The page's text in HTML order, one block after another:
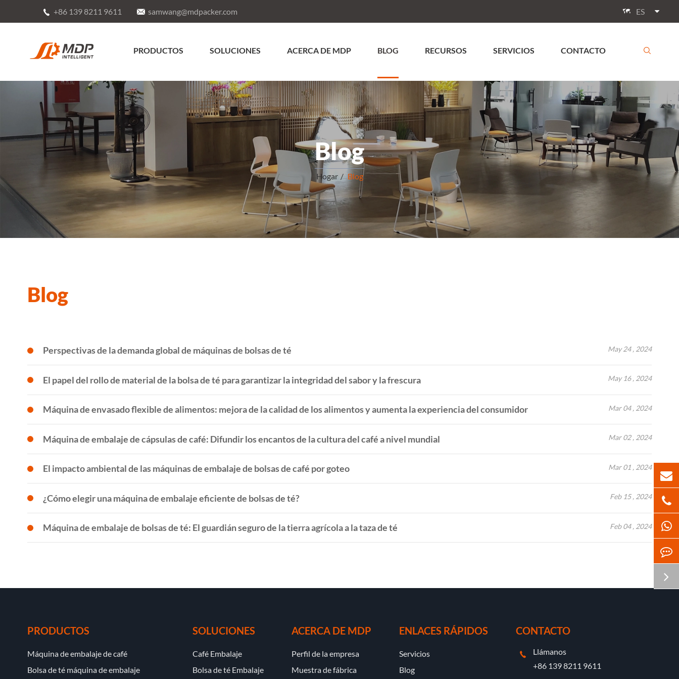
 +86 139 8211 9611  samwang@mdpacker.com  ES
PRODUCTOS SOLUCIONES ACERCA DE MDP BLOG RECURSOS SERVICIOS CONTACTO 
Blog
Hogar Blog
Blog
Perspectivas de la demanda global de máquinas de bolsas de té May 24 , 2024
El papel del rollo de material de la bolsa de té para garantizar la integridad del sabor y la frescura May 16 , 2024
Máquina de envasado flexible de alimentos: mejora de la calidad de los alimentos y aumenta la experiencia del consumidor Mar 04 , 2024
Máquina de embalaje de cápsulas de café: Difundir los encantos de la cultura del café a nivel mundial Mar 02 , 2024
El impacto ambiental de las máquinas de embalaje de bolsas de café por goteo Mar 01 , 2024
¿Cómo elegir una máquina de embalaje eficiente de bolsas de té? Feb 15 , 2024
Máquina de embalaje de bolsas de té: El guardián seguro de la tierra agrícola a la taza de té Feb 04 , 2024
PRODUCTOS
Máquina de embalaje de café
Bolsa de té máquina de embalaje
SOLUCIONES
Café Embalaje
Bolsa de té Embalaje
ACERCA DE MDP
Perfil de la empresa
Muestra de fábrica
ENLACES RÁPIDOS
Servicios
Blog
CONTACTO

Llámanos
+86 139 8211 9611